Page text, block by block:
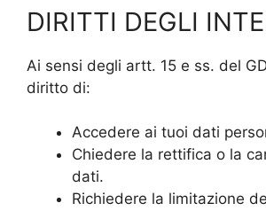
DIRITTI DEGLI
Ai sensi degli artt. 15 e ss. del
diritto di:
Accedere ai tuoi dati
Chiedere la rettifica o la
dati.
Richiedere la limitazione